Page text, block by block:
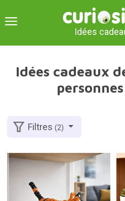
Idées
Idées cadeaux
Filtres(2)